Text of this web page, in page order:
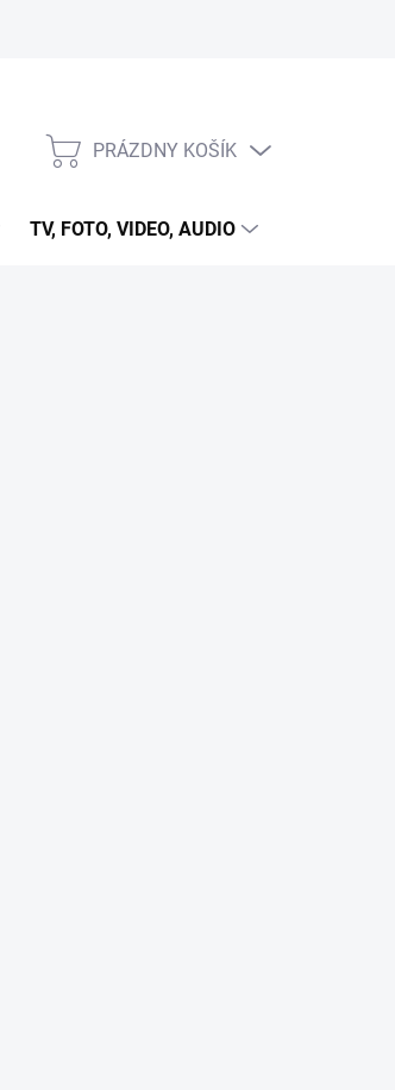
NÁKUPNÝ
PRÁZDNY KOŠÍK
TV, FOTO, VIDEO, AUDIO